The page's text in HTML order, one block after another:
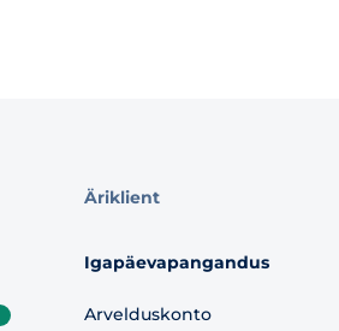
Äriklient
Igapäevapangandus
Arvelduskonto